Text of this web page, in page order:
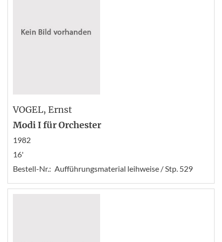
VOGEL, Ernst
Modi I für Orchester
1982
16'
Bestell-Nr.: Aufführungsmaterial leihweise / Stp. 529